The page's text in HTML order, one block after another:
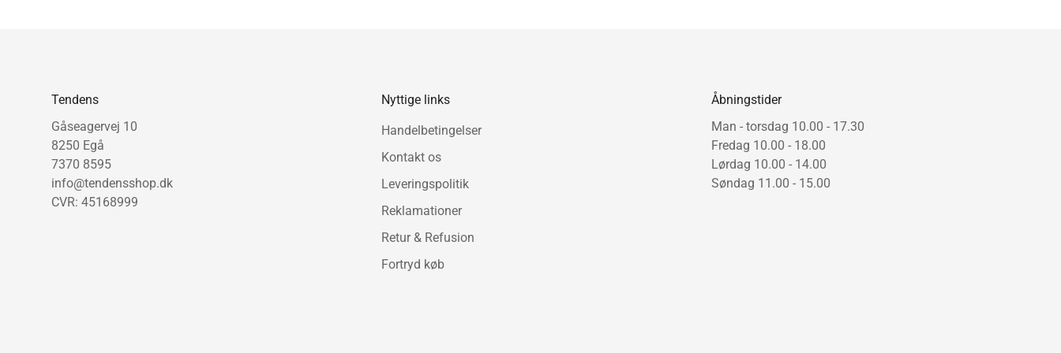
Tendens
Gåseagervej 10
8250 Egå
7370 8595
info@tendensshop.dk
CVR: 45168999
Nyttige links
Handelbetingelser
Kontakt os
Leveringspolitik
Reklamationer
Retur & Refusion
Fortryd køb
Åbningstider
Man - torsdag 10.00 - 17.30
Fredag 10.00 - 18.00
Lørdag 10.00 - 14.00
Søndag 11.00 - 15.00